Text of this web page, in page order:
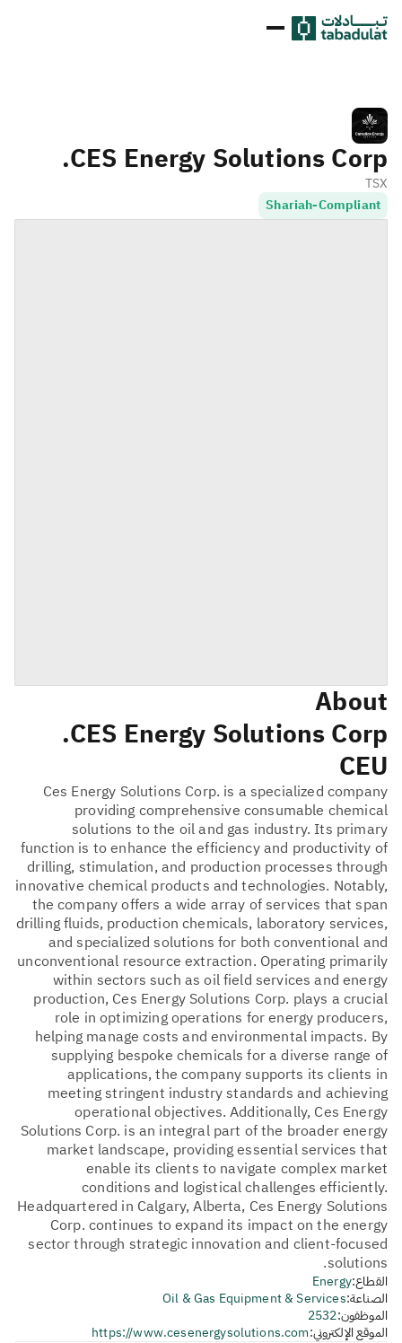
CES Energy Solutions Corp.
TSX
Shariah-Compliant
About
CES Energy Solutions Corp.
CEU
Ces Energy Solutions Corp. is a specialized company
providing comprehensive consumable chemical
solutions to the oil and gas industry. Its primary
function is to enhance the efficiency and productivity of
drilling, stimulation, and production processes through
innovative chemical products and technologies. Notably,
the company offers a wide array of services that span
drilling fluids, production chemicals, laboratory services,
and specialized solutions for both conventional and
unconventional resource extraction. Operating primarily
within sectors such as oil field services and energy
production, Ces Energy Solutions Corp. plays a crucial
role in optimizing operations for energy producers,
helping manage costs and environmental impacts. By
supplying bespoke chemicals for a diverse range of
applications, the company supports its clients in
meeting stringent industry standards and achieving
operational objectives. Additionally, Ces Energy
Solutions Corp. is an integral part of the broader energy
market landscape, providing essential services that
enable its clients to navigate complex market
conditions and logistical challenges efficiently.
Headquartered in Calgary, Alberta, Ces Energy Solutions
Corp. continues to expand its impact on the energy
sector through strategic innovation and client-focused
solutions.
القطاع:Energy
الصناعة:Oil & Gas Equipment & Services
الموظفون:2532
الموقع الإلكتروني:https://www.cesenergysolutions.com